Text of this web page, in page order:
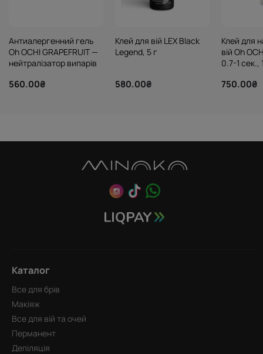
Антиалергенний гель
Oh OCHI GRAPEFRUIT —
нейтралізатор випарів
560.00₴
Клей для вій LEX Black
Legend, 5 г
580.00₴
Клей для
вій Oh
0.7-1 сек.,
750.00₴
Каталог
Все для брів
Макіяж
Все для вій та очей
Перманент
Депіляція